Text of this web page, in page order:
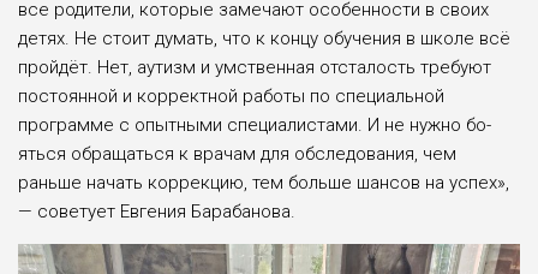
все родители, которые замечают особенно­сти в своих
детях. Не стоит думать, что к концу обучения в школе всё
пройдёт. Нет, аутизм и умственная отсталость требуют
постоянной и корректной рабо­ты по специальной
программе с опыт­ными специалистами. И не нужно бо­
яться обращаться к врачам для обследо­вания, чем
раньше начать коррекцию, тем больше шансов на успех»,
— сове­тует Евгения Барабанова.